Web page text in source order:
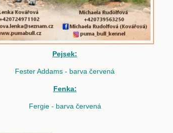
Pejsek:
Fester Addams - barva červená
Fenka:
Fergie - barva červená